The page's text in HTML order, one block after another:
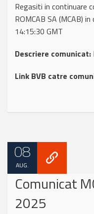
Regasiti in continuare
ROMCAB SA (MCAB)
14:15:30 GMT
Descriere comunicat:
Link BVB catre
08
AUG.
Comunicat
2025